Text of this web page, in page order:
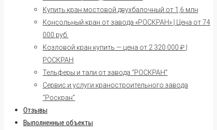
Купить кран мостовой двухбалочный от 1,6 млн
Консольный кран от завода «РОСКРАН» | Цена от 74
000 руб.
Козловой кран купить — цена от 2 320 000 ₽ |
РОСКРАН
Тельферы и тали от завода “РОСКРАН”
Сервис и услуги краностроительного завода
“Роскран”
Отзывы
Выполненные объекты